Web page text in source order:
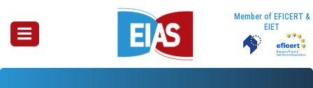
Member of EFICERT &
EIET